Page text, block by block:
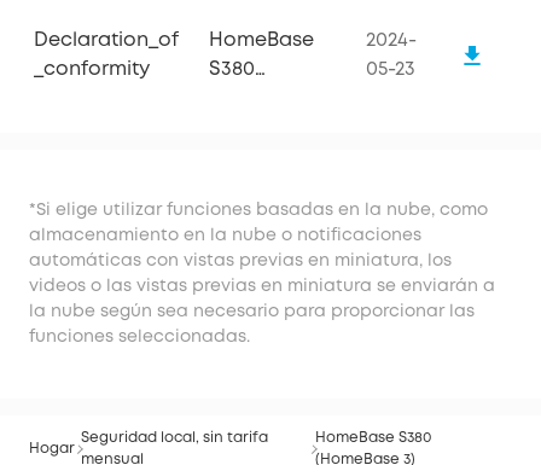
Declaration_of
_conformity
HomeBase
S380
2024-
05-23
*Si elige utilizar funciones basadas en la nube, como
almacenamiento en la nube o notificaciones
automáticas con vistas previas en miniatura, los
videos o las vistas previas en miniatura se enviarán a
la nube según sea necesario para proporcionar las
funciones seleccionadas.
Hogar
Seguridad local, sin tarifa
mensual
HomeBase S380
(HomeBase 3)